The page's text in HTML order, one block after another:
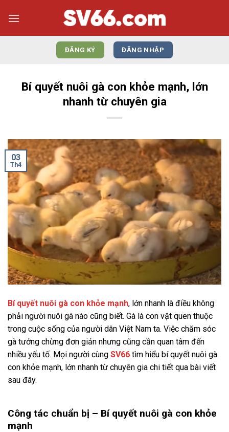
qua
ĐĂNG KÝ ĐĂNG NHẬP
Bí quyết nuôi gà con khỏe mạnh, lớn
nhanh từ chuyên gia
03
Th4
Bí quyết nuôi gà con khỏe mạnh, lớn nhanh là điều không
phải người nuôi gà nào cũng biết. Gà là con vật quen thuộc
trong cuộc sống của người dân Việt Nam ta. Việc chăm sóc
gà tưởng chừng đơn giản nhưng cũng cần quan tâm đến
nhiều yếu tố. Mọi người cùng SV66 tìm hiểu bí quyết nuôi gà
con khỏe mạnh, lớn nhanh từ chuyên gia chi tiết qua bài viết
sau đây.
Công tác chuẩn bị – Bí quyết nuôi gà con khỏe
mạnh